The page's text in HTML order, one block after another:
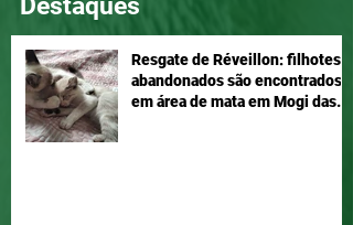
Destaques
Resgate de Réveillon: filhotes
abandonados são encontrados
em área de mata em Mogi das